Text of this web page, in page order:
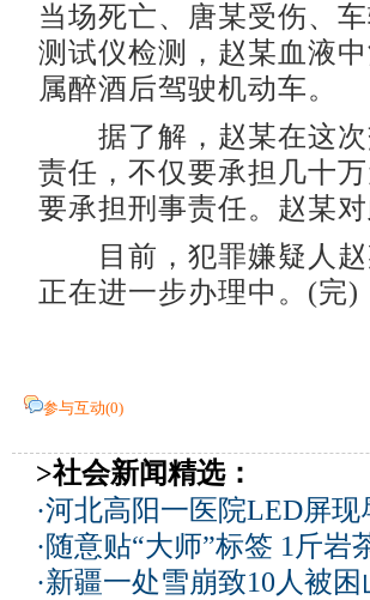
当场死亡、唐某受伤、
测试仪检测，赵某血液
属醉酒后驾驶机动车。
据了解，赵某在这次
责任，不仅要承担几十
要承担刑事责任。赵某
目前，犯罪嫌疑人赵
正在进一步办理中。(完)
参与互动(0)
>社会新闻精选：
·河北高阳一医院LED屏
·随意贴“大师”标签 1斤
·新疆一处雪崩致10人被